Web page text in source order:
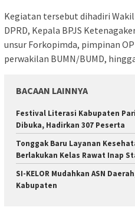
Kegiatan tersebut dihadiri
DPRD, Kepala BPJS
unsur Forkopimda, pimpinan
perwakilan BUMN/BUMD,
BACAAN LAINNYA
Festival Literasi Kabupaten
Dibuka, Hadirkan 307 Peserta
Tonggak Baru Layanan
Berlakukan Kelas Rawat Inap
SI-KELOR Mudahkan ASN
Kabupaten